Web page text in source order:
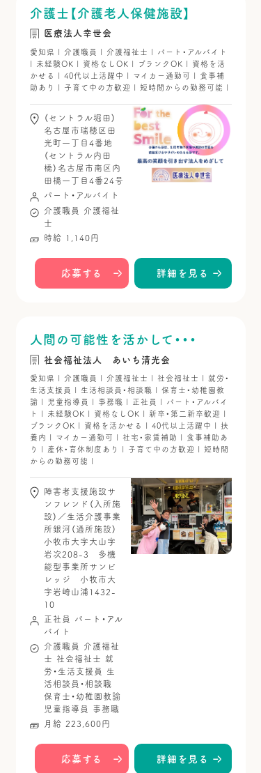
介護士【介護老人保健施設】
医療法人幸世会
愛知県 | 介護職員 | 介護福祉士 | パート・アルバイト
| 未経験OK | 資格なしOK | ブランクOK | 資格を活
かせる | 40代以上活躍中 | マイカー通勤可 | 食事補
助あり | 子育て中の方歓迎 | 短時間からの勤務可能 |
（セントラル堀田）
名古屋市瑞穂区田
光町一丁目4番地
（セントラル内田
橋）名古屋市南区内
田橋一丁目4番24号
パート・アルバイト
介護職員
介護福祉
士
時給 1,140円
応募する 詳細を見る
人間の可能性を活かして・・・
社会福祉法人 あいち清光会
愛知県 | 介護職員 | 介護福祉士 | 社会福祉士 | 就労・
生活支援員 | 生活相談員・相談職 | 保育士・幼稚園教
諭 | 児童指導員 | 事務職 | 正社員 | パート・アルバイ
ト | 未経験OK | 資格なしOK | 新卒・第二新卒歓迎 |
ブランクOK | 資格を活かせる | 40代以上活躍中 | 扶
養内 | マイカー通勤可 | 社宅・家賃補助 | 食事補助あ
り | 産休・育休制度あり | 子育て中の方歓迎 | 短時間
からの勤務可能 |
障害者支援施設サ
ンフレンド（入所施
設）／生活介護事業
所銀河（通所施設）
小牧市大字大山字
岩次208-3 多機
能型事業所サンビ
レッジ 小牧市大
字岩崎山浦1432-
10
正社員
パート・アル
バイト
介護職員
介護福祉
士
社会福祉士 就
労・生活支援員
生
活相談員・相談職
保育士・幼稚園教諭
児童指導員
事務職
月給 223,600円
応募する 詳細を見る